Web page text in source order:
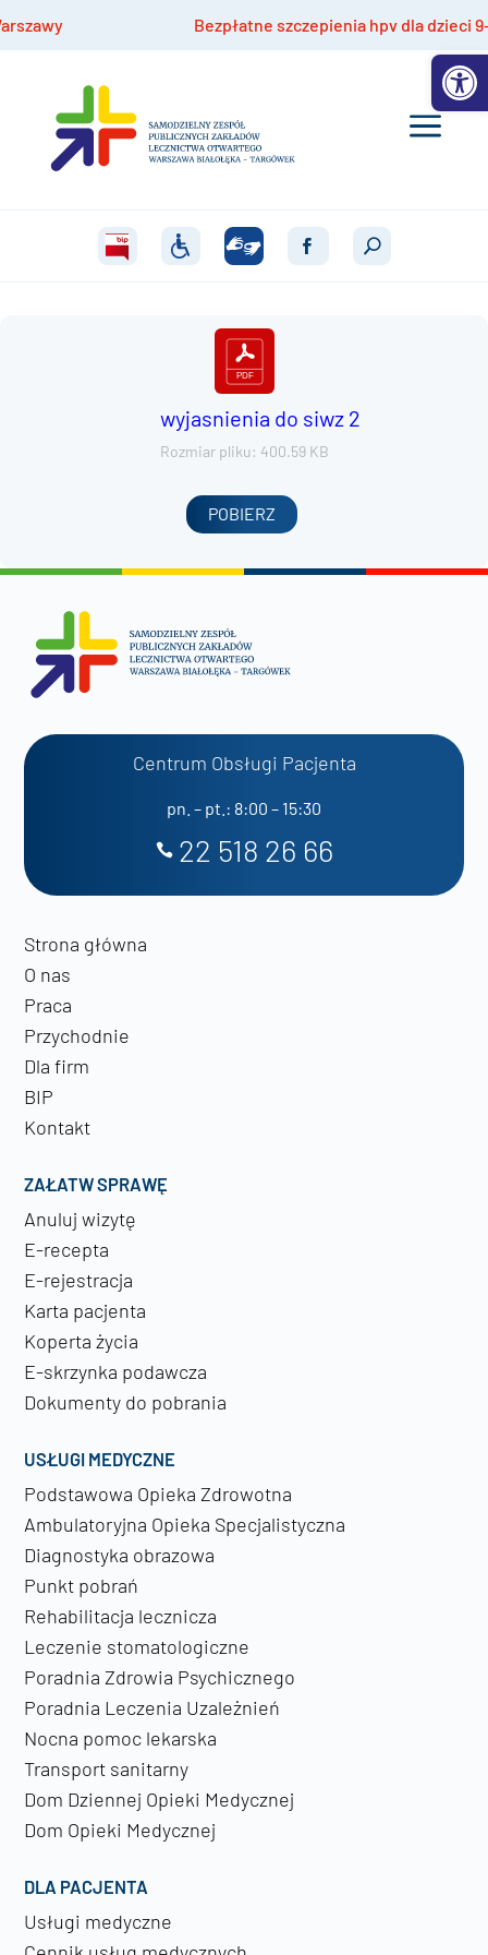
Bezpłatne szczepienia hpv dla dzieci 9-14
wyjasnienia do siwz 2
Rozmiar pliku: 400.59 KB
POBIERZ
Centrum Obsługi Pacjenta
pn. – pt.: 8:00 – 15:30
22 518 26 66
Strona główna
O nas
Praca
Przychodnie
Dla firm
BIP
Kontakt
ZAŁATW SPRAWĘ
Anuluj wizytę
E-recepta
E-rejestracja
Karta pacjenta
Koperta życia
E-skrzynka podawcza
Dokumenty do pobrania
USŁUGI MEDYCZNE
Podstawowa Opieka Zdrowotna
Ambulatoryjna Opieka Specjalistyczna
Diagnostyka obrazowa
Punkt pobrań
Rehabilitacja lecznicza
Leczenie stomatologiczne
Poradnia Zdrowia Psychicznego
Poradnia Leczenia Uzależnień
Nocna pomoc lekarska
Transport sanitarny
Dom Dziennej Opieki Medycznej
Dom Opieki Medycznej
DLA PACJENTA
Usługi medyczne